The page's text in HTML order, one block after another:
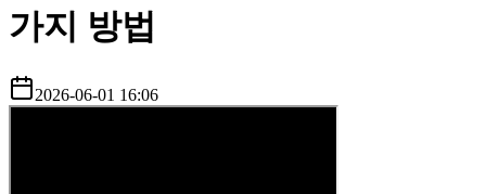
가지 방법
2026-06-01 16:06